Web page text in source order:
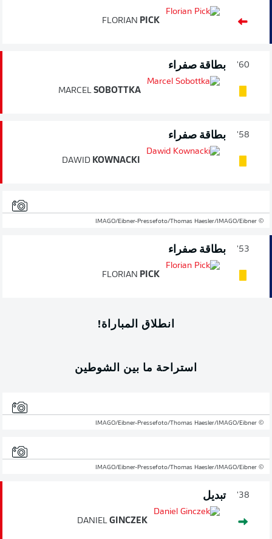
FLORIAN PICK
60' بطاقة صفراء
MARCEL SOBOTTKA
58' بطاقة صفراء
DAWID KOWNACKI
© IMAGO/Eibner-Pressefoto/Thomas Haesler/IMAGO/Eibner
53' بطاقة صفراء
FLORIAN PICK
انطلاق المباراة!
استراحة ما بين الشوطين
© IMAGO/Eibner-Pressefoto/Thomas Haesler/IMAGO/Eibner
© IMAGO/Eibner-Pressefoto/Thomas Haesler/IMAGO/Eibner
38' تبديل
DANIEL GINCZEK